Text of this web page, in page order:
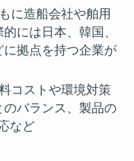
に造船会社や舶用
には日本、韓国、
拠点を持つ企業が
コストや環境対策
バランス、製品の
など